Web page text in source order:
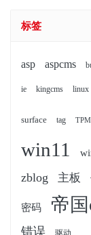
标签
asp aspcms
ie kingcms linux
surface tag TPM
win11
zblog 主板
密码 帝
错误 驱动